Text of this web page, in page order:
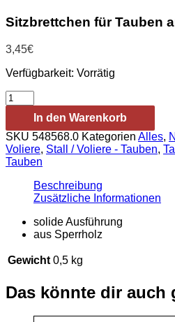
Sitzbrettchen für Tauben
3,45€
Verfügbarkeit: Vorrätig
Sitzbrettchen
für
Tauben
aus
Holz
Menge
In den Warenkorb
SKU 548568.0 Kategorien Alles,
Voliere, Stall / Voliere - Tauben,
Tauben
Beschreibung
Zusätzliche Informationen
solide Ausführung
aus Sperrholz
Gewicht 0,5 kg
Das könnte dir auch